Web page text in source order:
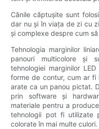
Cănile căptușite sunt
dar nu și în viața de zi cu
și complexe despre cum
Tehnologia marginilor
panouri multicolore și
tehnologiei marginilor
forme de contur, cum ar
arate ca un panou pictat.
prin software și
materiale pentru a
tehnologii pot fi utilizate
colorate în mai multe culori.